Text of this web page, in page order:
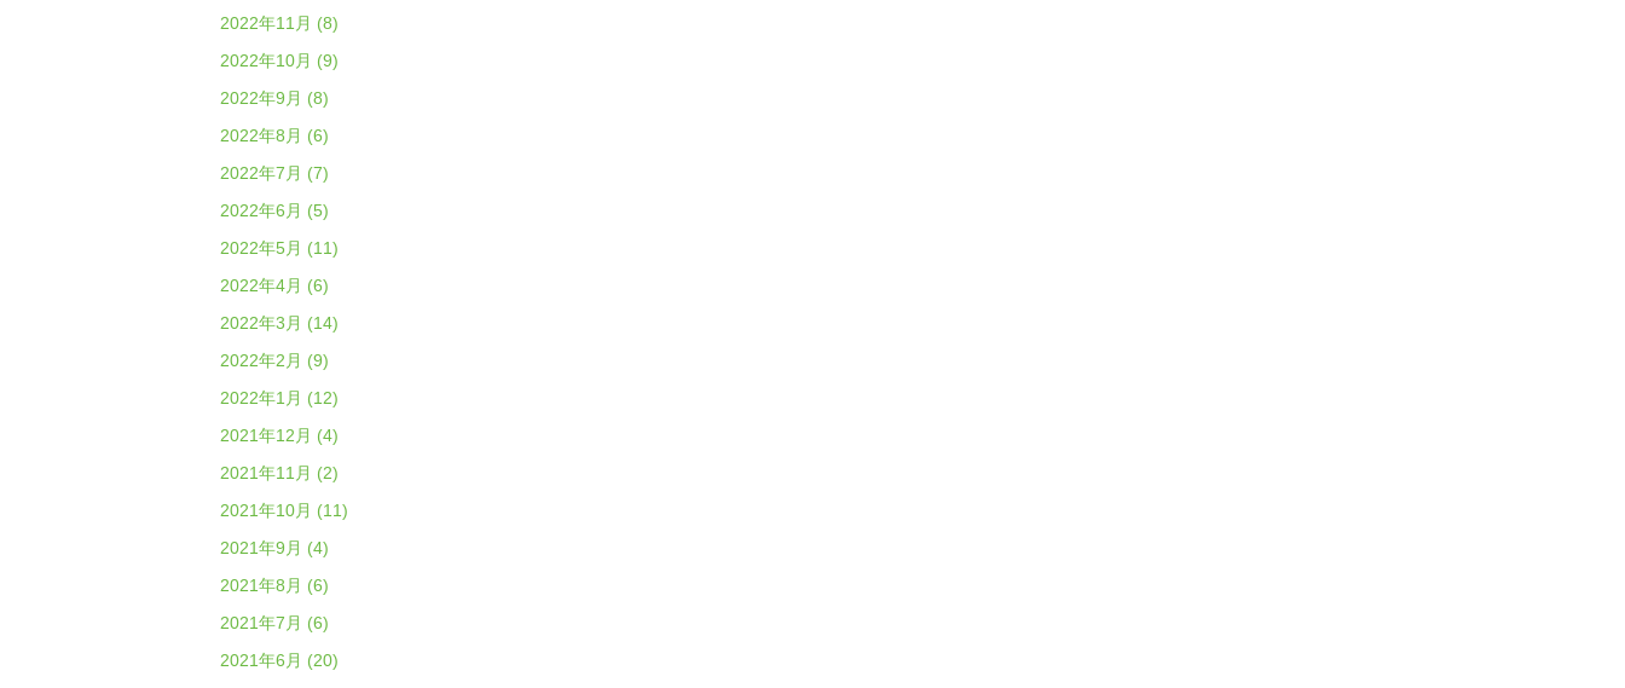
2022年11月 (8)
2022年10月 (9)
2022年9月 (8)
2022年8月 (6)
2022年7月 (7)
2022年6月 (5)
2022年5月 (11)
2022年4月 (6)
2022年3月 (14)
2022年2月 (9)
2022年1月 (12)
2021年12月 (4)
2021年11月 (2)
2021年10月 (11)
2021年9月 (4)
2021年8月 (6)
2021年7月 (6)
2021年6月 (20)